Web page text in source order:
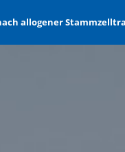
allogener